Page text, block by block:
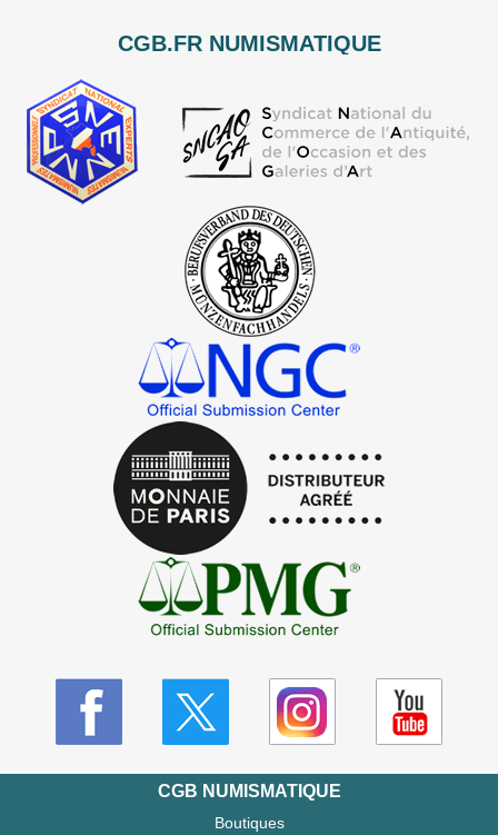
CGB.FR NUMISMATIQUE
CGB NUMISMATIQUE
Boutiques